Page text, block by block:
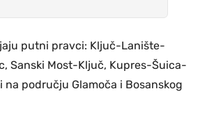
putni pravci: Ključ-Lanište-
Sanski Most-Ključ, Kupres-Šuica-
na području Glamoča i Bosanskog